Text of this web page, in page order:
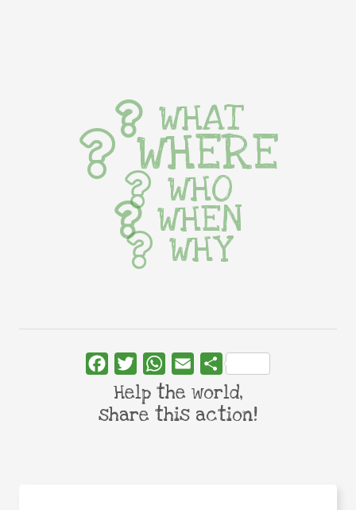
WHAT
WHERE
WHO
WHEN
WHY
FacebookTwitterWhatsApp
Email Share
Help the world,
share this action!